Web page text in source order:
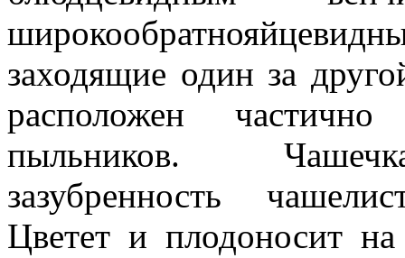
заходящие один за
расположен
пыльников.
зазубренность
Цветет и плодоносит на